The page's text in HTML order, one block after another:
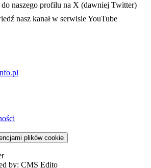
karcie
do naszego profilu na X (dawniej Twitter)
się w nowej karcie
nasz kanał w serwisie YouTube
plików cookie
by: CMS Edito